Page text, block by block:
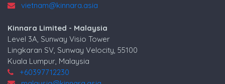
vietnam@kinnara.asia
Kinnara Limited - Malaysia
Level 3A, Sunway Visio Tower
Lingkaran SV, Sunway Velocity, 55100
Kuala Lumpur, Malaysia
+60397712230